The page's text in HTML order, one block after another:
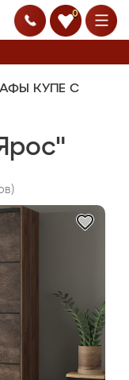
0
КУПЕ С